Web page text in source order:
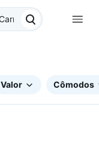
Valor Cômodos